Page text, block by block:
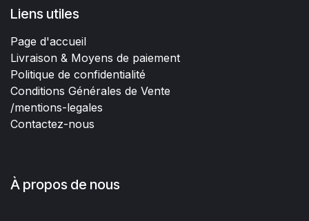
Liens utiles
Page d'accueil
Livraison & Moyens de paiement
Politique de confidentialité
Conditions Générales de Vente
/mentions-legales
Contactez-nous
À propos de nous